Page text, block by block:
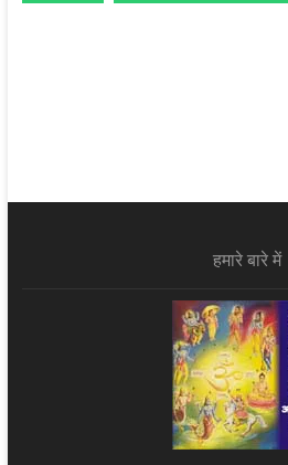
हमारे बारे में